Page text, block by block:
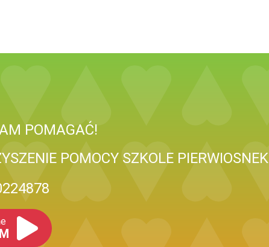
POMAGAĆ!
POMOCY SZKOLE PIERWIOSNEK